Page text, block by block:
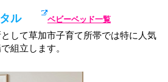
ル ベビーベッド一覧
して草加市子育て所帯では特に人気
組立します。